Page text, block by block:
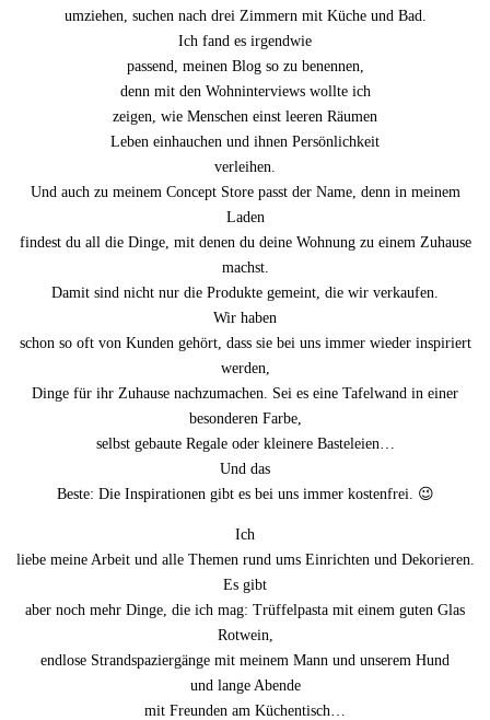
umziehen, suchen nach drei Zimmern mit Küche und Bad.
Ich fand es irgendwie
passend, meinen Blog so zu benennen,
denn mit den Wohninterviews wollte ich
zeigen, wie Menschen einst leeren Räumen
Leben einhauchen und ihnen Persönlichkeit
verleihen.
Und auch zu meinem Concept Store passt der Name, denn in meinem
Laden
findest du all die Dinge, mit denen du deine Wohnung zu einem Zuhause
machst.
Damit sind nicht nur die Produkte gemeint, die wir verkaufen.
Wir haben
schon so oft von Kunden gehört, dass sie bei uns immer wieder inspiriert
werden,
Dinge für ihr Zuhause nachzumachen. Sei es eine Tafelwand in einer
besonderen Farbe,
selbst gebaute Regale oder kleinere Basteleien…
Und das
Beste: Die Inspirationen gibt es bei uns immer kostenfrei. 😉
Ich
liebe meine Arbeit und alle Themen rund ums Einrichten und Dekorieren.
Es gibt
aber noch mehr Dinge, die ich mag: Trüffelpasta mit einem guten Glas
Rotwein,
endlose Strandspaziergänge mit meinem Mann und unserem Hund
und lange Abende
mit Freunden am Küchentisch…